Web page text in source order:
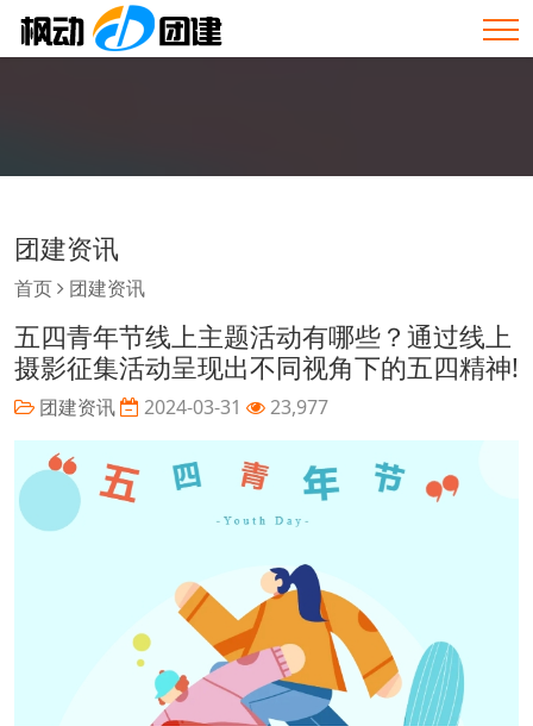
团建资讯
首页 团建资讯
五四青年节线上主题活动有哪些？通过线上
摄影征集活动呈现出不同视角下的五四精神!
团建资讯 2024-03-31 23,977